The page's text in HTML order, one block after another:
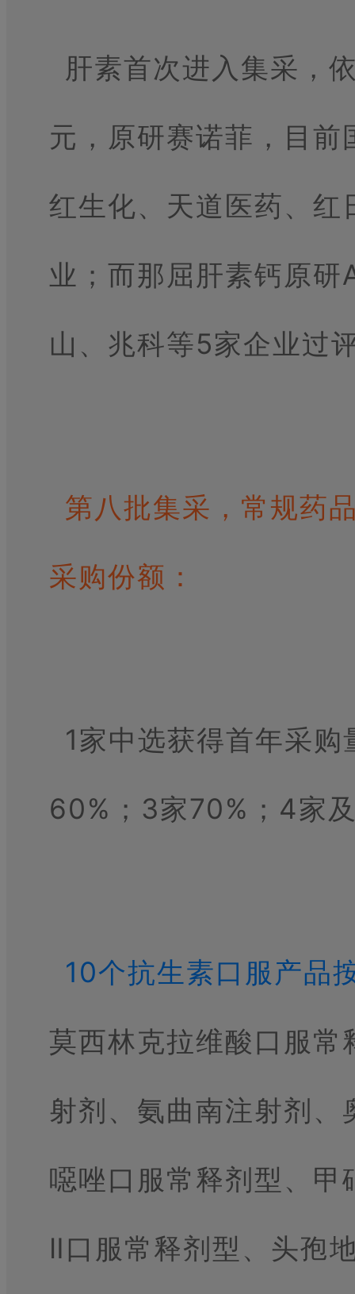
肝素首次进入集采，
元，原研赛诺菲，目
红生化、天道医药、
业；而那屈肝素钙原
山、兆科等5家企业过
第八批集采，常规药
采购份额：
1家中选获得首年采
60%；3家70%；4家
10个抗生素口服产品
莫西林克拉维酸口服
射剂、氨曲南注射剂
噁唑口服常释剂型、
Ⅱ口服常释剂型、头孢